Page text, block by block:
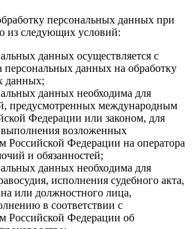
персональных данных при
из следующих условий:
данных осуществляется с
персональных данных на обработку
данных;
данных необходима для
предусмотренных международным
Федерации или законом, для
возложенных
Российской Федерации на оператора
и обязанностей;
данных необходима для
исполнения судебного акта,
или должностного лица,
в соответствии с
Российской Федерации об